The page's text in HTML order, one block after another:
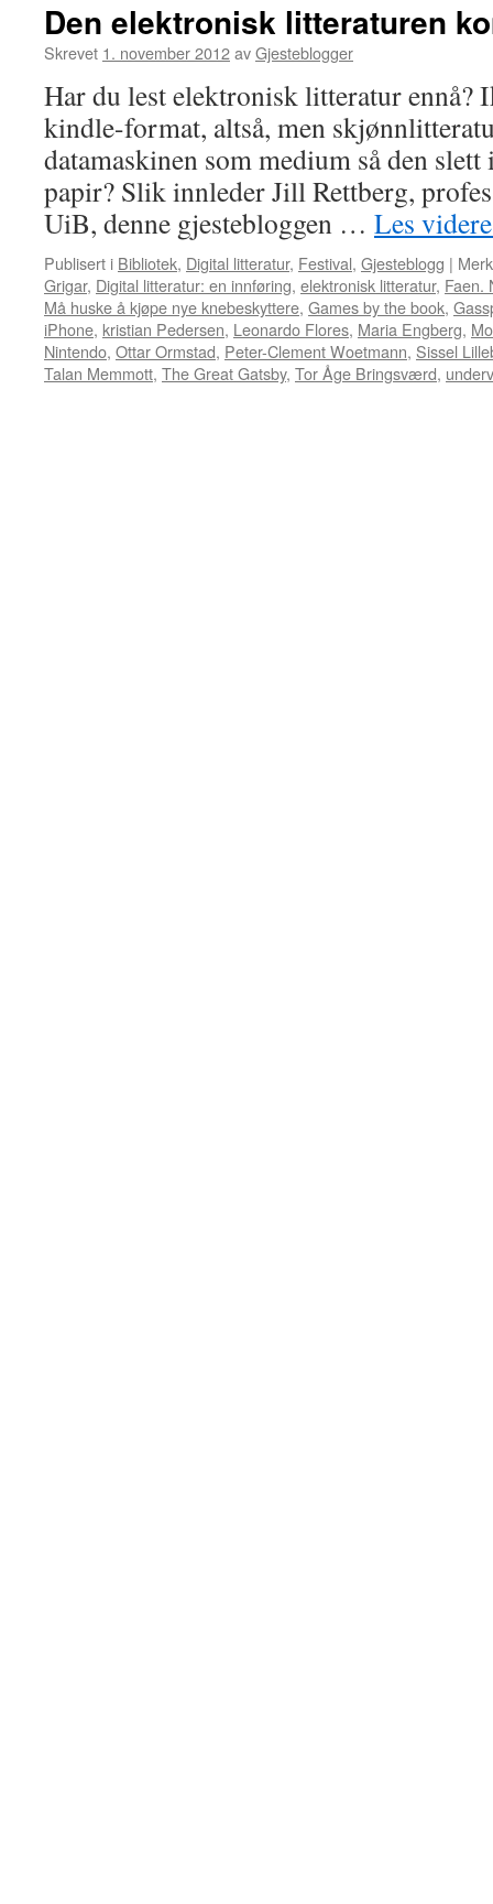
Den elektronisk litteraturen
Skrevet 1. november 2012avGjesteblogger
Har du lest elektronisk litteratur ennå?
kindle-format, altså, men
datamaskinen som medium så den
papir? Slik innleder Jill Rettberg,
UiB, denne gjestebloggen … Les
Publisert i Bibliotek, Digital litteratur, Festival, Gjesteblogg |
Grigar, Digital litteratur: en innføring, elektronisk litteratur, Faen.
Må huske å kjøpe nye knebeskyttere, Games by the book,
iPhone, kristian Pedersen, Leonardo Flores, Maria Engberg,
Nintendo, Ottar Ormstad, Peter-Clement Woetmann, Sissel
Talan Memmott, The Great Gatsby, Tor Åge Bringsværd,